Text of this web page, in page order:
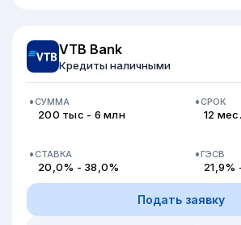
VTB Bank
Кредиты наличными
СУММА
200 тыс - 6 млн
СРОК
12
СТАВКА
20,0% - 38,0%
ГЭСВ
21,9%
Подать заявку